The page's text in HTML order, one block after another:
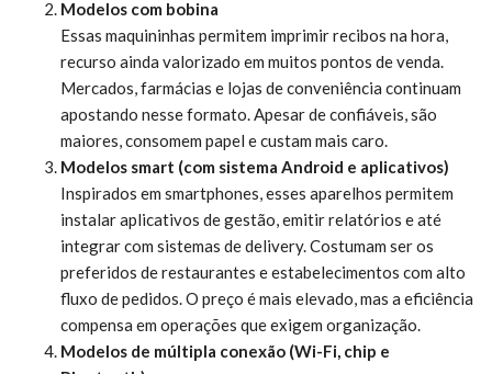
Modelos com bobina
Essas maquininhas permitem imprimir recibos na hora,
recurso ainda valorizado em muitos pontos de venda.
Mercados, farmácias e lojas de conveniência continuam
apostando nesse formato. Apesar de confiáveis, são
maiores, consomem papel e custam mais caro.
Modelos smart (com sistema Android e aplicativos)
Inspirados em smartphones, esses aparelhos permitem
instalar aplicativos de gestão, emitir relatórios e até
integrar com sistemas de delivery. Costumam ser os
preferidos de restaurantes e estabelecimentos com alto
fluxo de pedidos. O preço é mais elevado, mas a eficiência
compensa em operações que exigem organização.
Modelos de múltipla conexão (Wi-Fi, chip e